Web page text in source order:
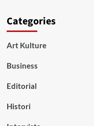
Categories
Art Kulture
Business
Editorial
Histori